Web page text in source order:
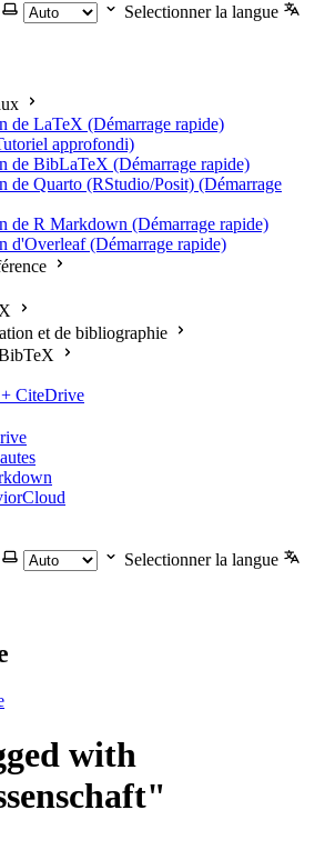
Selectionner la langue
de LaTeX (Démarrage rapide)
approfondi)
de BibLaTeX (Démarrage rapide)
de Quarto (RStudio/Posit) (Démarrage
de R Markdown (Démarrage rapide)
d'Overleaf (Démarrage rapide)
et de bibliographie
CiteDrive
Selectionner la langue
with